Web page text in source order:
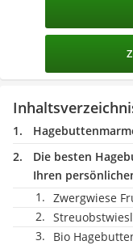
Die besten
Ihren
Zwergwiese
Bio